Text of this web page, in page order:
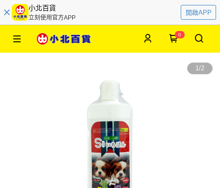
小北百貨
立刻使用官方APP
開啟APP
0
1/2